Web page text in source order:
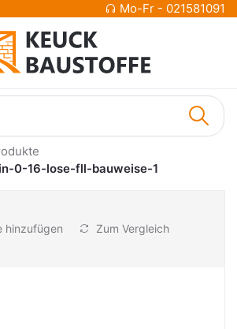
Mo-Fr - 021581091
0-16-lose-fll-bauweise-1
hinzufügen
Zum Vergleich